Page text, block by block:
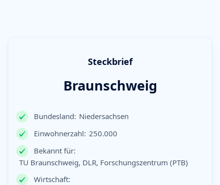
Steckbrief
Braunschweig
Bundesland: Niedersachsen
Einwohnerzahl: 250.000
Bekannt für:
TU Braunschweig, DLR, Forschungszentrum (PTB)
Wirtschaft: